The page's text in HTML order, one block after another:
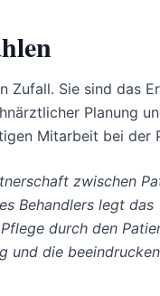
Zufall. Sie sind das
Planung
Mitarbeit bei der
zwischen
Behandlers legt das
durch den
und die